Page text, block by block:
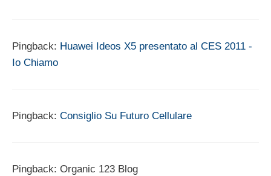
Pingback: Huawei Ideos X5 presentato al CES 2011 -
Io Chiamo
Pingback: Consiglio Su Futuro Cellulare
Pingback: Organic 123 Blog